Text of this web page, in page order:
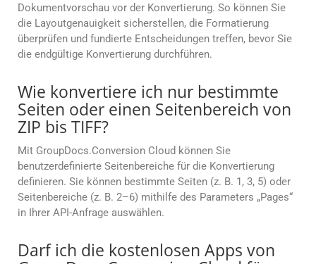
Dokumentvorschau vor der Konvertierung. So können Sie
die Layoutgenauigkeit sicherstellen, die Formatierung
überprüfen und fundierte Entscheidungen treffen, bevor Sie
die endgültige Konvertierung durchführen.
Wie konvertiere ich nur bestimmte
Seiten oder einen Seitenbereich von
ZIP bis TIFF?
Mit GroupDocs.Conversion Cloud können Sie
benutzerdefinierte Seitenbereiche für die Konvertierung
definieren. Sie können bestimmte Seiten (z. B. 1, 3, 5) oder
Seitenbereiche (z. B. 2–6) mithilfe des Parameters „Pages“
in Ihrer API-Anfrage auswählen.
Darf ich die kostenlosen Apps von